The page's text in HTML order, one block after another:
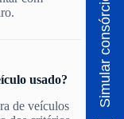
usado?
de veículos
Simular consórcio